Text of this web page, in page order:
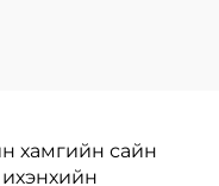
хамгийн сайн